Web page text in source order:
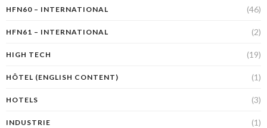
HFN60 – INTERNATIONAL (46)
HFN61 – INTERNATIONAL (2)
HIGH TECH (19)
HÔTEL (ENGLISH CONTENT) (1)
HOTELS (3)
INDUSTRIE (1)